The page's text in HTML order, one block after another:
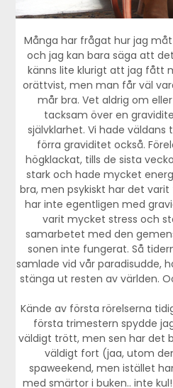
Många har frågat hur jag
och jag kan bara säga att
känns lite klurigt att jag fått
orättvist, men man får väl
mår bra. Vet aldrig om
tacksam över en
självklarhet. Vi hade väldans
förra graviditet också.
högklackat, tills de sista
stark och hade mycket
bra, men psykiskt har det
har inte egentligen med
varit mycket stress och
samarbetet med den
sonen inte fungerat. Så
samlade vid vår paradisudde,
stänga ut resten av världen.
Kände av första rörelserna
första trimestern spydde
väldigt trött, men sen har det
väldigt fort (jaa, utom
spaweekend, men istället
med smärtor i buken.. inte